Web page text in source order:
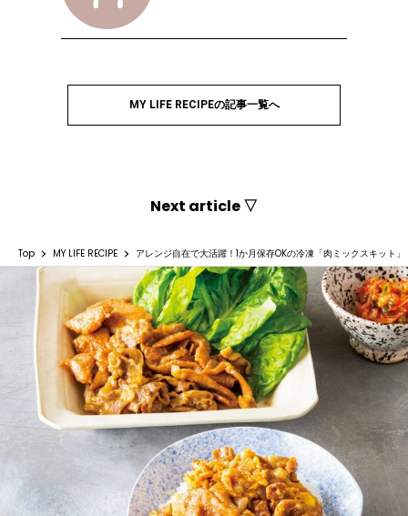
MY LIFE RECIPEの記事一覧へ
Next article ▽
Top MY LIFE RECIPE アレンジ自在で大活躍！1か月保存OKの冷凍「肉ミックスキット